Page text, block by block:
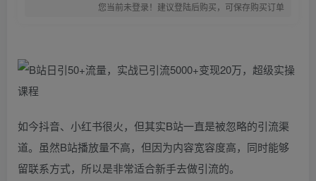
您当前未登录！建议登陆后购买，可保存购买订单
如今抖音、小红书很火，但其实B站一直是被忽略的引流渠
道。虽然B站播放量不高，但因为内容宽容度高，同时能够
留联系方式，所以是非常适合新手去做引流的。